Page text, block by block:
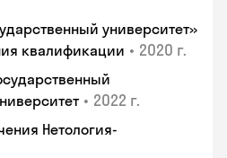
университет»
квалификации • 2020 г.
• 2022 г.
Нетология-